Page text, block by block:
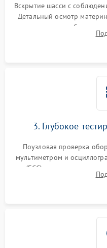
Вскрытие шасси с
Детальный осмотр
контроллеров и блоков
повреждений,
3. Глубокое
Поузловая проверка
мультиметром и
(ECC) и состояния
специализированными